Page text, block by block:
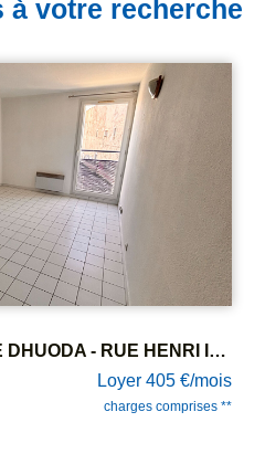
votre recherche
Loyer
charges